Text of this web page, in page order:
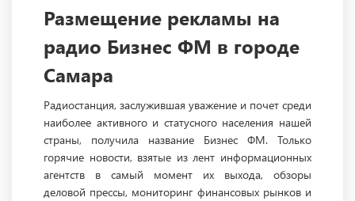
Размещение рекламы на
радио Бизнес ФМ в городе
Самара
Радиостанция, заслужившая уважение и почет среди
наиболее активного и статусного населения нашей
страны, получила название Бизнес ФМ. Только
горячие новости, взятые из лент информационных
агентств в самый момент их выхода, обзоры
деловой прессы, мониторинг финансовых рынков и